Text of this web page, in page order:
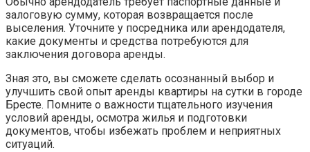
залоговую сумму, которая возвращается после
выселения. Уточните у посредника или арендодателя,
какие документы и средства потребуются для
заключения договора аренды.
Зная это, вы сможете сделать осознанный выбор и
улучшить свой опыт аренды квартиры на сутки в городе
Бресте. Помните о важности тщательного изучения
условий аренды, осмотра жилья и подготовки
документов, чтобы избежать проблем и неприятных
ситуаций.